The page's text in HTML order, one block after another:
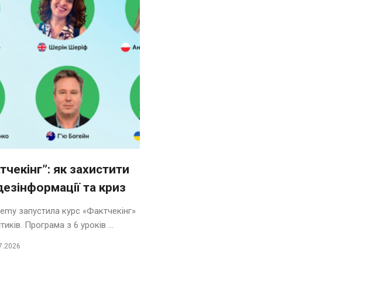
як захистити
та криз
запустила курс «Фактчекінг»
Програма з 6 уроків ...